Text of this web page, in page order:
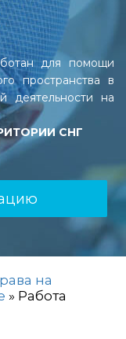
для помощи
пространства в
деятельности на
СНГ
на
» Работа